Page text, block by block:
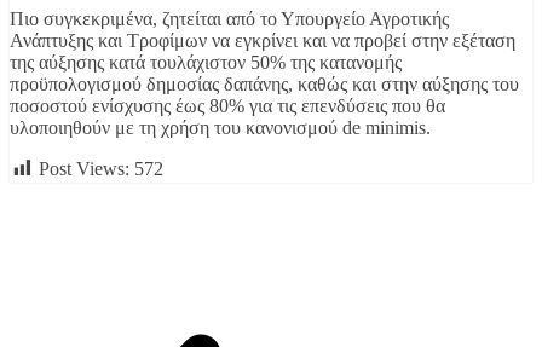
Πιο συγκεκριμένα, ζητείται από το Υπουργείο Αγροτικής
Ανάπτυξης και Τροφίμων να εγκρίνει και να προβεί στην εξέταση
της αύξησης κατά τουλάχιστον 50% της κατανομής
προϋπολογισμού δημοσίας δαπάνης, καθώς και στην αύξησης του
ποσοστού ενίσχυσης έως 80% για τις επενδύσεις που θα
υλοποιηθούν με τη χρήση του κανονισμού de minimis.
Post Views: 572